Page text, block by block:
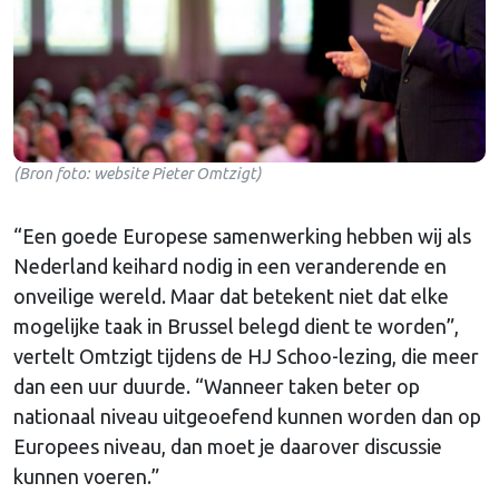
(Bron foto: website Pieter Omtzigt)
“Een goede Europese samenwerking hebben wij als
Nederland keihard nodig in een veranderende en
onveilige wereld. Maar dat betekent niet dat elke
mogelijke taak in Brussel belegd dient te worden”,
vertelt Omtzigt tijdens de HJ Schoo-lezing, die meer
dan een uur duurde. “Wanneer taken beter op
nationaal niveau uitgeoefend kunnen worden dan op
Europees niveau, dan moet je daarover discussie
kunnen voeren.”